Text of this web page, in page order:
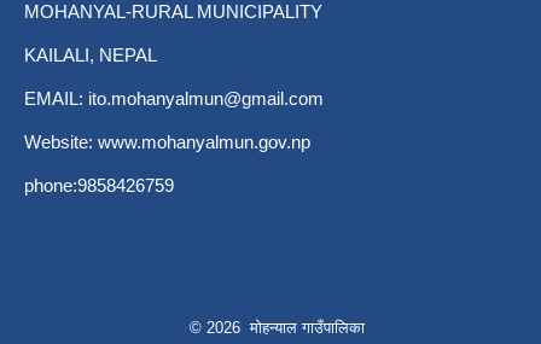
MOHANYAL-RURAL MUNICIPALITY
KAILALI, NEPAL
EMAIL: ito.mohanyalmun@gmail.com
Website: www.mohanyalmun.gov.np
phone:9858426759
© 2026 मोहन्याल गाउँपालिका